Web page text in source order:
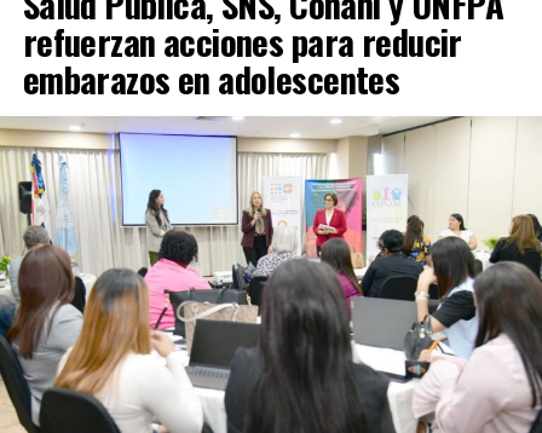
refuerzan acciones para reducir
embarazos en adolescentes